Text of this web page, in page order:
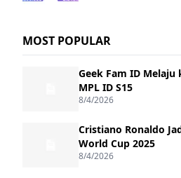
MOST POPULAR
Geek Fam ID
MPL ID S15
8/4/2026
Cristiano Ronaldo
World Cup 2025
8/4/2026